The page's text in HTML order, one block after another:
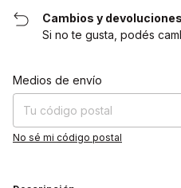
Cambios y devoluciones
Si no te gusta, podés
Entregas para el CP:
Medios de envío
No sé mi código postal